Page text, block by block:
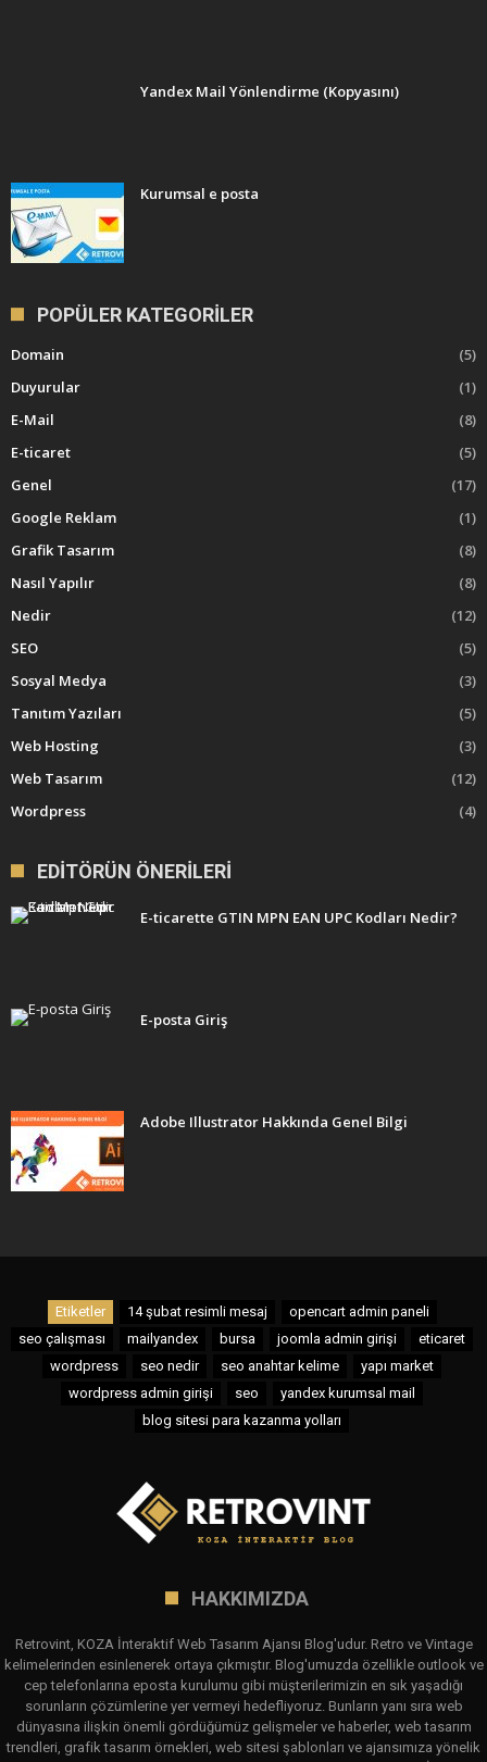
Yandex Mail Yönlendirme (Kopyasını)
Kurumsal e posta
POPÜLER KATEGORILER
Domain
(5)
Duyurular
(1)
E-Mail
(8)
E-ticaret
(5)
Genel
(17)
Google Reklam
(1)
Grafik Tasarım
(8)
Nasıl Yapılır
(8)
Nedir
(12)
SEO
(5)
Sosyal Medya
(3)
Tanıtım Yazıları
(5)
Web Hosting
(3)
Web Tasarım
(12)
Wordpress
(4)
EDITÖRÜN ÖNERILERI
E-ticarette GTIN MPN EAN UPC Kodları Nedir?
E-posta Giriş
Adobe Illustrator Hakkında Genel Bilgi
Etiketler 14 şubat resimli mesaj
opencart admin paneli
seo çalışması
mailyandex bursa joomla admin girişi
eticaret
wordpress
seo nedir seo anahtar kelime
yapı market
wordpress admin girişi
seo
yandex kurumsal mail
blog sitesi para kazanma yolları
HAKKIMIZDA
Retrovint, KOZA İnteraktif Web Tasarım Ajansı Blog'udur. Retro ve Vintage
kelimelerinden esinlenerek ortaya çıkmıştır. Blog'umuzda özellikle outlook ve
cep telefonlarına eposta kurulumu gibi müşterilerimizin en sık yaşadığı
sorunların çözümlerine yer vermeyi hedefliyoruz. Bunların yanı sıra web
dünyasına ilişkin önemli gördüğümüz gelişmeler ve haberler, web tasarım
trendleri, grafik tasarım örnekleri, web sitesi şablonları ve ajansımıza yönelik